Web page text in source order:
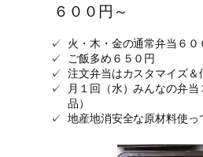
６００円～
火・木・金の通常弁当６０
ご飯多め６５０円
注文弁当はカスタマイズ＆
月１回（水）みんなの弁当
品）
地産地消安全な原材料使っ